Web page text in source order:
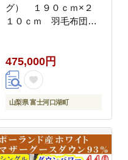
グ） １９０ｃｍ×２
１０ｃｍ 羽毛布団
475,000円
山梨県 富士河口湖町